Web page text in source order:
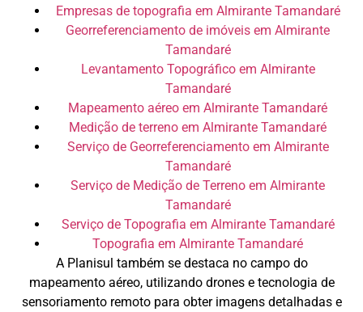
Empresas de topografia em Almirante Tamandaré
Georreferenciamento de imóveis em Almirante
Tamandaré
Levantamento Topográfico em Almirante
Tamandaré
Mapeamento aéreo em Almirante Tamandaré
Medição de terreno em Almirante Tamandaré
Serviço de Georreferenciamento em Almirante
Tamandaré
Serviço de Medição de Terreno em Almirante
Tamandaré
Serviço de Topografia em Almirante Tamandaré
Topografia em Almirante Tamandaré
A Planisul também se destaca no campo do
mapeamento aéreo, utilizando drones e tecnologia de
sensoriamento remoto para obter imagens detalhadas e